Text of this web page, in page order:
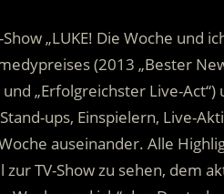
„LUKE! Die Woche und
(2013 „Bester
„Erfolgreichster Live-
ups, Einspielern, Live-
auseinander. Alle
TV-Show zu sehen, dem